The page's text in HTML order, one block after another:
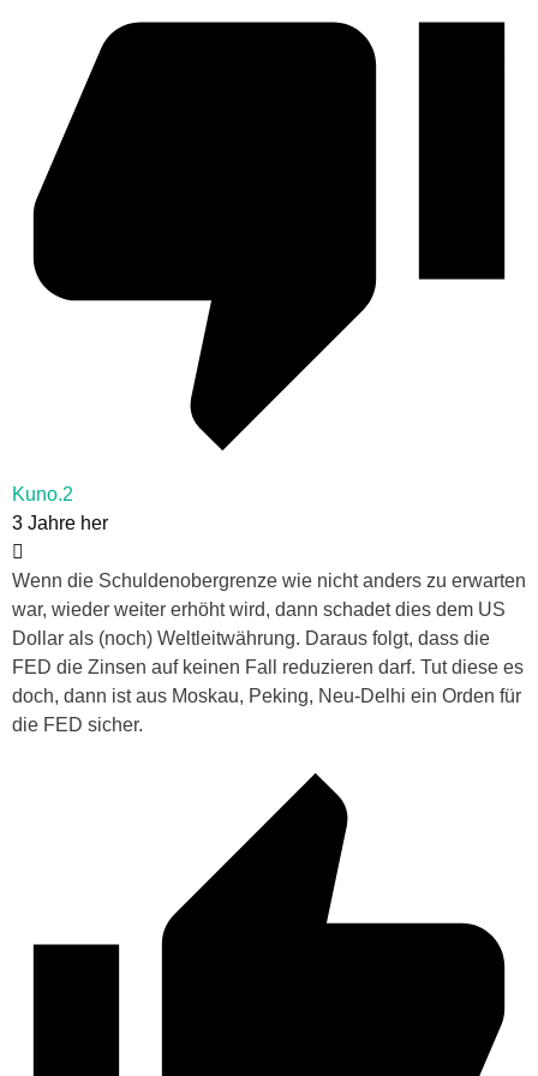
Kuno.2
3 Jahre her
Wenn die Schuldenobergrenze wie nicht anders zu erwarten
war, wieder weiter erhöht wird, dann schadet dies dem US
Dollar als (noch) Weltleitwährung. Daraus folgt, dass die
FED die Zinsen auf keinen Fall reduzieren darf. Tut diese es
doch, dann ist aus Moskau, Peking, Neu-Delhi ein Orden für
die FED sicher.